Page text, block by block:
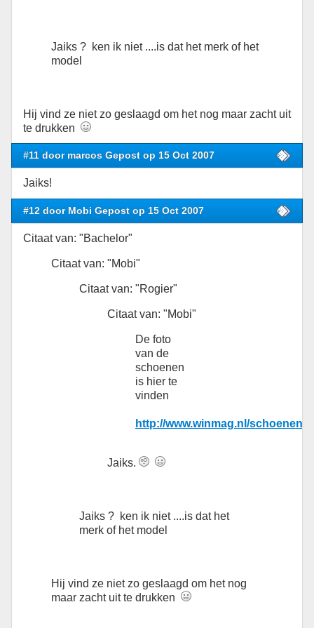
Jaiks ? ken ik niet ....is dat het merk of het
model
Hij vind ze niet zo geslaagd om het nog maar zacht uit
te drukken
#11 door marcos Gepost op 15 Oct 2007
Jaiks!
#12 door Mobi Gepost op 15 Oct 2007
Citaat van: "Bachelor"
Citaat van: "Mobi"
Citaat van: "Rogier"
Citaat van: "Mobi"
De foto
van de
schoenen
is hier te
vinden
http://www.winmag.nl/
Jaiks.
Jaiks ? ken ik niet ....is dat het
merk of het model
Hij vind ze niet zo geslaagd om het nog
maar zacht uit te drukken